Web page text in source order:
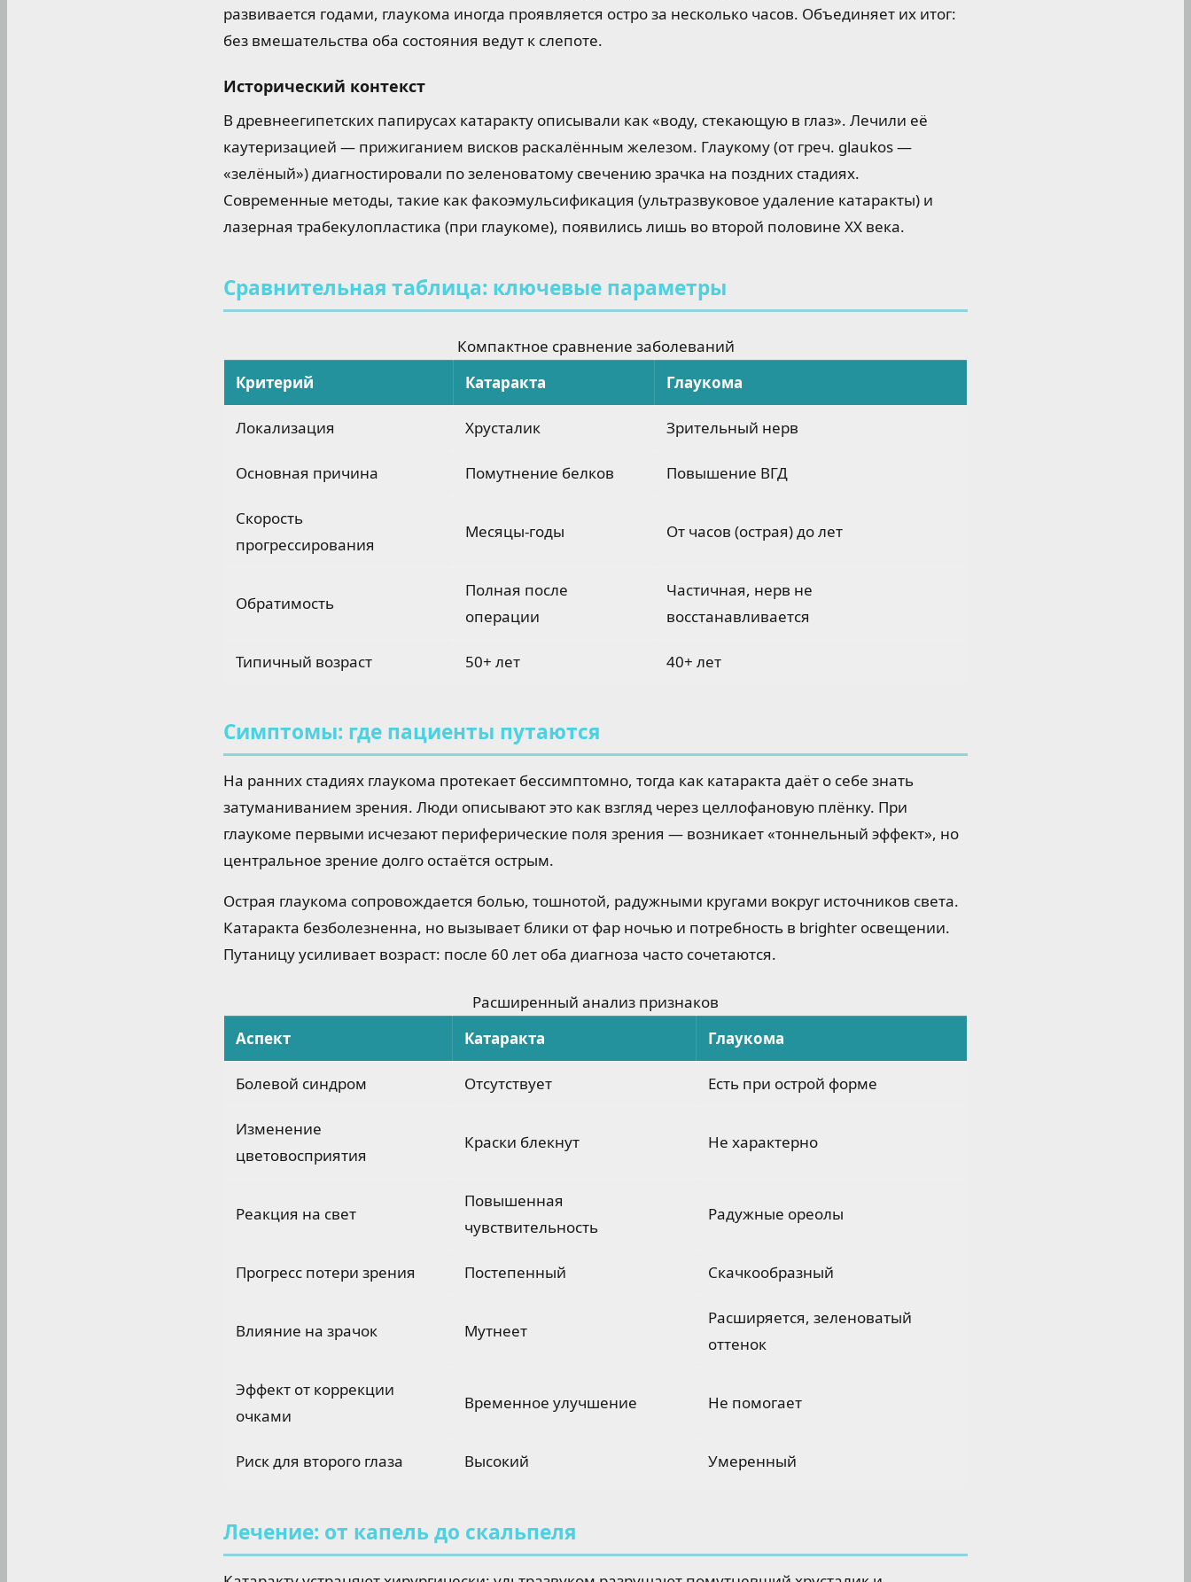
развивается годами, глаукома иногда проявляется остро за несколько часов. Объединяет их итог:
без вмешательства оба состояния ведут к слепоте.
Исторический контекст
В древнеегипетских папирусах катаракту описывали как «воду, стекающую в глаз». Лечили её
каутеризацией — прижиганием висков раскалённым железом. Глаукому (от греч. glaukos —
«зелёный») диагностировали по зеленоватому свечению зрачка на поздних стадиях.
Современные методы, такие как факоэмульсификация (ультразвуковое удаление катаракты) и
лазерная трабекулопластика (при глаукоме), появились лишь во второй половине XX века.
Сравнительная таблица: ключевые параметры
Компактное сравнение заболеваний
Критерий
Катаракта Глаукома
Локализация Хрусталик Зрительный нерв
Основная причина Помутнение белков Повышение ВГД
Скорость
прогрессирования
Месяцы-годы От часов (острая) до лет
Обратимость
Полная после
операции
Частичная, нерв не
восстанавливается
Типичный возраст 50+ лет 40+ лет
Симптомы: где пациенты путаются
На ранних стадиях глаукома протекает бессимптомно, тогда как катаракта даёт о себе знать
затуманиванием зрения. Люди описывают это как взгляд через целлофановую плёнку. При
глаукоме первыми исчезают периферические поля зрения — возникает «тоннельный эффект», но
центральное зрение долго остаётся острым.
Острая глаукома сопровождается болью, тошнотой, радужными кругами вокруг источников света.
Катаракта безболезненна, но вызывает блики от фар ночью и потребность в brighter освещении.
Путаницу усиливает возраст: после 60 лет оба диагноза часто сочетаются.
Расширенный анализ признаков
Аспект
Катаракта Глаукома
Болевой синдром Отсутствует Есть при острой форме
Изменение
цветовосприятия
Краски блекнут Не характерно
Реакция на свет
Повышенная
чувствительность
Радужные ореолы
Прогресс потери зрения Постепенный Скачкообразный
Влияние на зрачок Мутнеет
Расширяется, зеленоватый
оттенок
Эффект от коррекции
очками
Временное улучшение Не помогает
Риск для второго глаза Высокий Умеренный
Лечение: от капель до скальпеля